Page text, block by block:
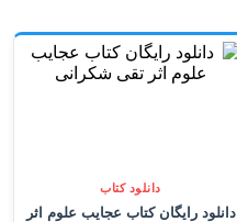
دانلود کتاب
دانلود رایگان کتاب عجایب علوم اثر